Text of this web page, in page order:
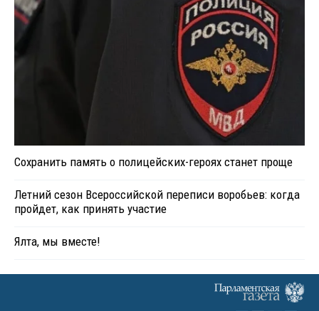
Сохранить память о полицейских-героях станет проще
Летний сезон Всероссийской переписи воробьев: когда
пройдет, как принять участие
Ялта, мы вместе!